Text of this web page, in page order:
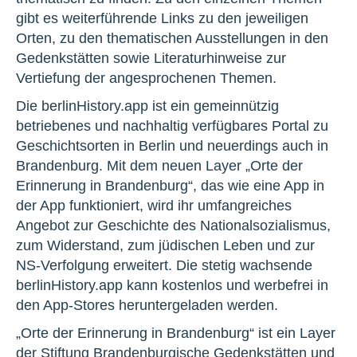
gibt es weiterführende Links zu den jeweiligen
Orten, zu den thematischen Ausstellungen in den
Gedenkstätten sowie Literaturhinweise zur
Vertiefung der angesprochenen Themen.
Die berlinHistory.app ist ein gemeinnützig
betriebenes und nachhaltig verfügbares Portal zu
Geschichtsorten in Berlin und neuerdings auch in
Brandenburg. Mit dem neuen Layer „Orte der
Erinnerung in Brandenburg“, das wie eine App in
der App funktioniert, wird ihr umfangreiches
Angebot zur Geschichte des Nationalsozialismus,
zum Widerstand, zum jüdischen Leben und zur
NS-Verfolgung erweitert. Die stetig wachsende
berlinHistory.app kann kostenlos und werbefrei in
den App-Stores heruntergeladen werden.
„Orte der Erinnerung in Brandenburg“ ist ein Layer
der Stiftung Brandenburgische Gedenkstätten und